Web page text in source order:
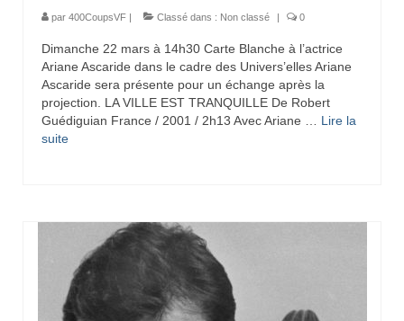
par 400CoupsVF Classé dans : Non classé 0
Dimanche 22 mars à 14h30 Carte Blanche à l’actrice
Ariane Ascaride dans le cadre des Univers’elles Ariane
Ascaride sera présente pour un échange après la
projection. LA VILLE EST TRANQUILLE De Robert
Guédiguian France / 2001 / 2h13 Avec Ariane … Lire la
suite­­